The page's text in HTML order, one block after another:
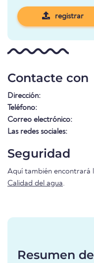
registrar
Contacte con
Dirección:
Teléfono:
Correo electrónico:
Las redes sociales:
Seguridad
Aquí también encontrará
Calidad del agua.
Resumen